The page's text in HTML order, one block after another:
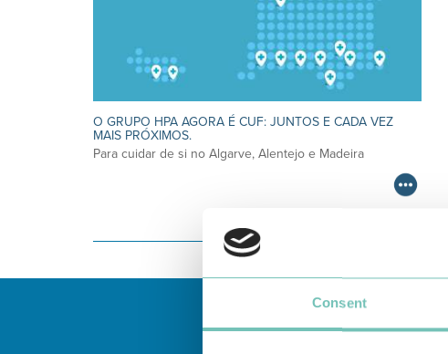
Consent
O GRUPO HPA AGORA É CUF: JUNTOS E CADA VEZ
MAIS PRÓXIMOS.
Para cuidar de si no Algarve, Alentejo e Madeira